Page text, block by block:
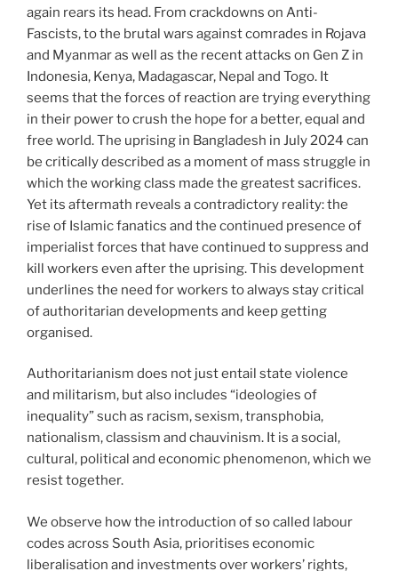
again rears its head. From crackdowns on Anti-
Fascists, to the brutal wars against comrades in Rojava
and Myanmar as well as the recent attacks on Gen Z in
Indonesia, Kenya, Madagascar, Nepal and Togo. It
seems that the forces of reaction are trying everything
in their power to crush the hope for a better, equal and
free world. The uprising in Bangladesh in July 2024 can
be critically described as a moment of mass struggle in
which the working class made the greatest sacrifices.
Yet its aftermath reveals a contradictory reality: the
rise of Islamic fanatics and the continued presence of
imperialist forces that have continued to suppress and
kill workers even after the uprising. This development
underlines the need for workers to always stay critical
of authoritarian developments and keep getting
organised.
Authoritarianism does not just entail state violence
and militarism, but also includes “ideologies of
inequality” such as racism, sexism, transphobia,
nationalism, classism and chauvinism. It is a social,
cultural, political and economic phenomenon, which we
resist together.
We observe how the introduction of so called labour
codes across South Asia, prioritises economic
liberalisation and investments over workers’ rights,